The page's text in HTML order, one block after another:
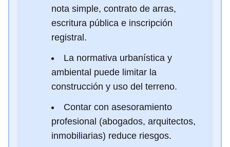
nota simple, contrato de arras,
escritura pública e inscripción
registral.
La normativa urbanística y
ambiental puede limitar la
construcción y uso del terreno.
Contar con asesoramiento
profesional (abogados, arquitectos,
inmobiliarias) reduce riesgos.